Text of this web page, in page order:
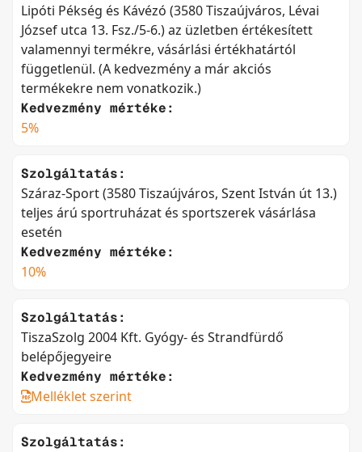
Lipóti Pékség és Kávézó (3580 Tiszaújváros, Lévai
József utca 13. Fsz./5-6.) az üzletben értékesített
valamennyi termékre, vásárlási értékhatártól
függetlenül. (A kedvezmény a már akciós
termékekre nem vonatkozik.)
Kedvezmény mértéke:
5%
Szolgáltatás:
Száraz-Sport (3580 Tiszaújváros, Szent István út 13.)
teljes árú sportruházat és sportszerek vásárlása
esetén
Kedvezmény mértéke:
10%
Szolgáltatás:
TiszaSzolg 2004 Kft. Gyógy- és Strandfürdő
belépőjegyeire
Kedvezmény mértéke:
Melléklet szerint
Szolgáltatás: